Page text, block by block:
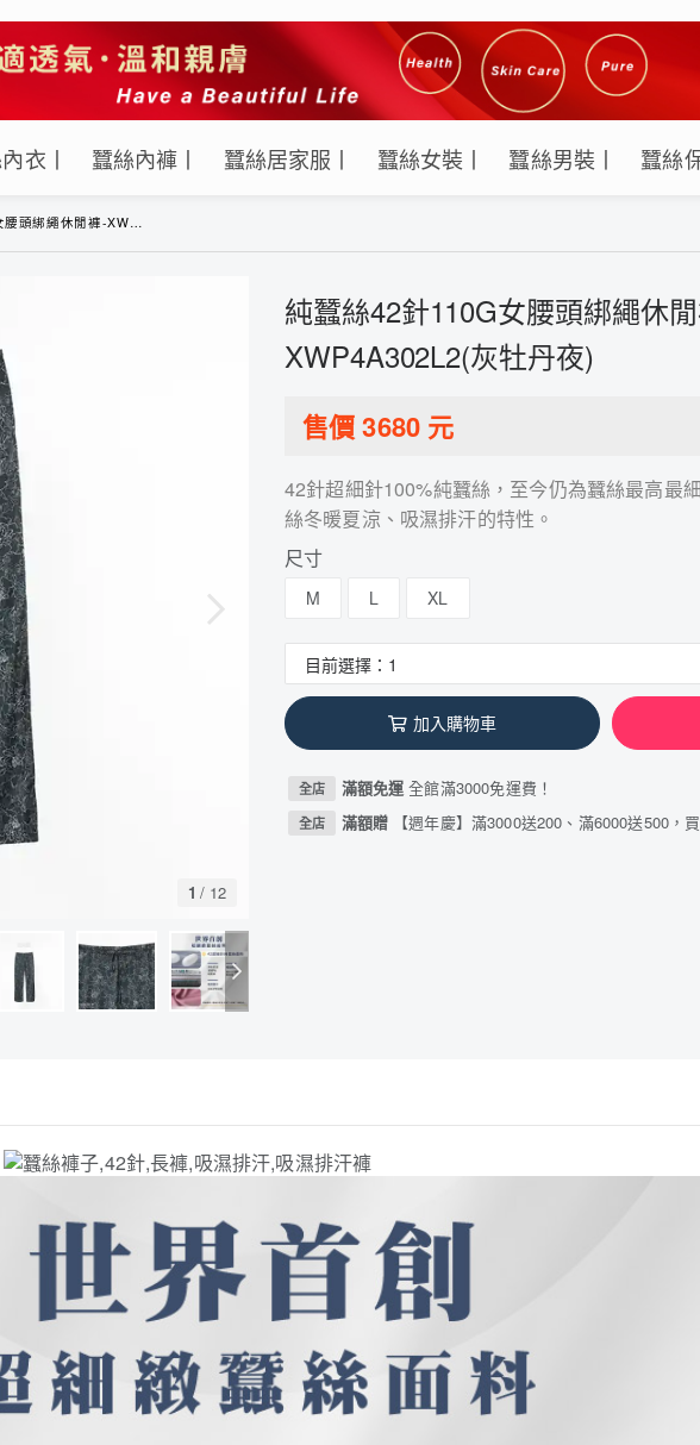
衣丨 蠶絲內褲丨 蠶絲居家服丨 蠶絲女裝丨 蠶絲男裝丨 蠶絲
閒褲-XWP4A302L2(灰牡丹夜)
1 / 12
純蠶絲42針110G女腰頭綁繩休
XWP4A302L2(灰牡丹夜)
售價3680 元
42針超細針100%純蠶絲，至今仍為蠶絲最高最
絲冬暖夏涼、吸濕排汗的特性。
尺寸
M L XL
加入購物車
全店 滿額免運全館滿3000免運費！
全店 滿額贈 【週年慶】滿3000送200、滿6000送500，